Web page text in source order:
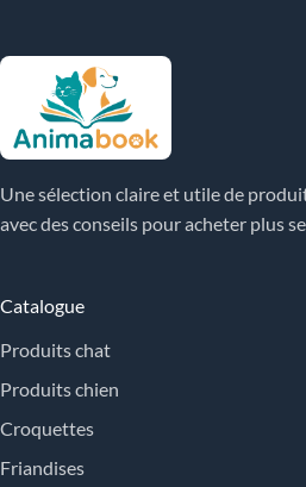
Une sélection claire et utile de
avec des conseils pour acheter plus
Catalogue
Produits chat
Produits chien
Croquettes
Friandises